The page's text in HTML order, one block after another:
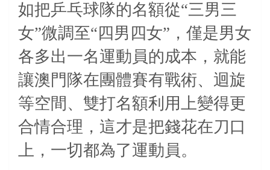
如把乒乓球隊的名額從“三男三
女”微調至“四男四女”，僅是男女
各多出一名運動員的成本，就能
讓澳門隊在團體賽有戰術、迴旋
等空間、雙打名額利用上變得更
合情合理，這才是把錢花在刀口
上，一切都為了運動員。